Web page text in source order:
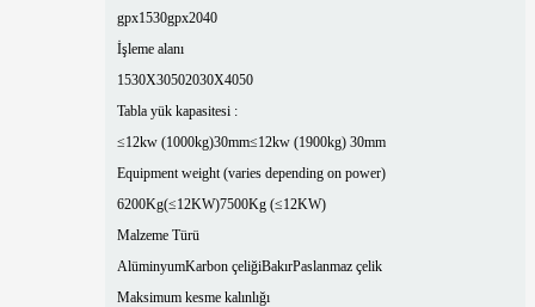
gpx1530gpx2040
İşleme alanı
1530X30502030X4050
Tabla yük kapasitesi :
≤12kw (1000kg)30mm≤12kw (1900kg) 30mm
Equipment weight (varies depending on power)
6200Kg(≤12KW)7500Kg (≤12KW)
Malzeme Türü
AlüminyumKarbon çeliğiBakırPaslanmaz çelik
Maksimum kesme kalınlığı